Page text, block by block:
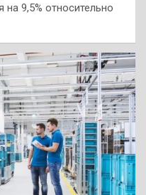
на 9,5% относительно